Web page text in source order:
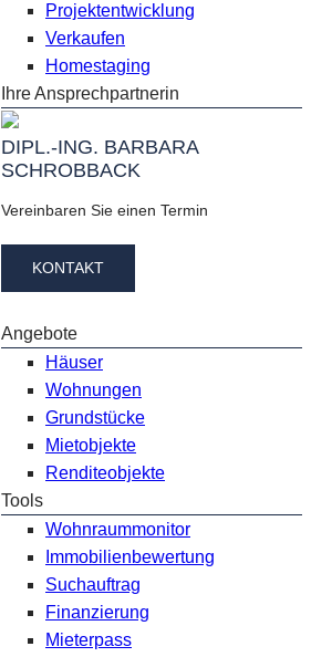
Projektentwicklung
Verkaufen
Homestaging
Ihre Ansprechpartnerin
DIPL.-ING. BARBARA
SCHROBBACK
Vereinbaren Sie einen Termin
KONTAKT
Angebote
Häuser
Wohnungen
Grundstücke
Mietobjekte
Renditeobjekte
Tools
Wohnraummonitor
Immobilienbewertung
Suchauftrag
Finanzierung
Mieterpass